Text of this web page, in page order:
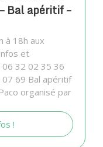
Bal apéritif –
à 18h aux
et
06 32 02 35 36
69 Bal apéritif
organisé par
!